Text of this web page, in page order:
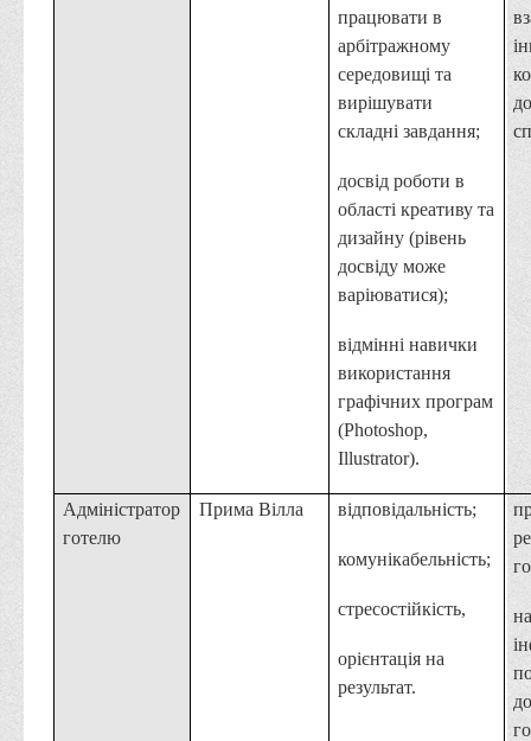
працювати в
арбітражному
середовищі та
вирішувати
складні завдання;
досвід роботи в
області креативу та
дизайну (рівень
досвіду може
варіюватися);
відмінні навички
використання
графічних програм
(Photoshop,
Illustrator).
Адміністратор
готелю
Прима Вілла відповідальність;
комунікабельність;
стресостійкість,
орієнтація на
результат.